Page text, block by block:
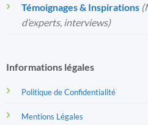
Témoignages & Inspirations
d’experts, interviews)
Informations légales
Politique de Confidentialité
Mentions Légales